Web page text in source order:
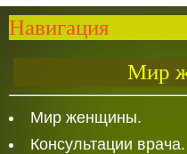
Навигация
Мир
Мир женщины.
Консультации врача.